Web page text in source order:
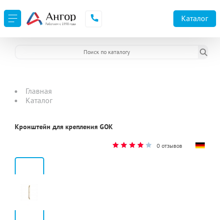
Каталог
Главная
Каталог
Кронштейн для крепления GOK
0 отзывов